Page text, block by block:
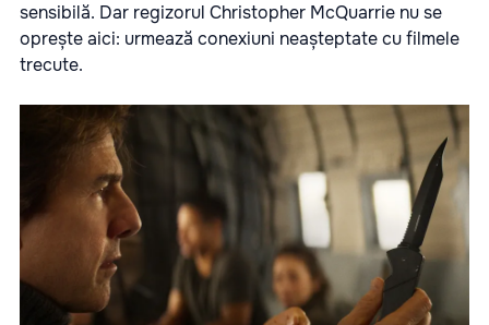
sensibilă. Dar regizorul Christopher McQuarrie nu se
oprește aici: urmează conexiuni neașteptate cu filmele
trecute.